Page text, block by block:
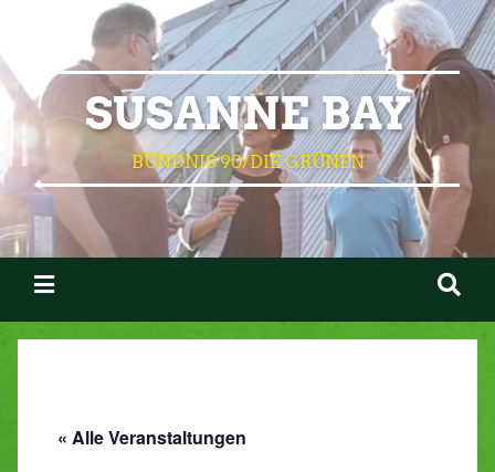
SUSANNE BAY
BÜNDNIS 90/DIE GRÜNEN
« Alle Veranstaltungen